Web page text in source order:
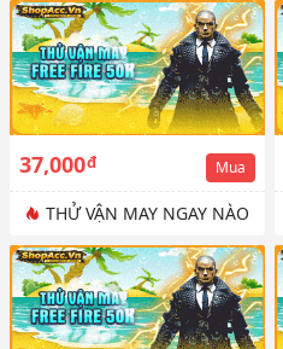
37,000đ Mua
THỬ VẬN MAY NGAY NÀO